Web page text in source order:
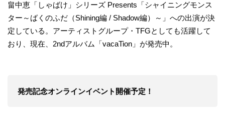
畠中恵「しゃばけ」シリーズ Presents「シャイニングモンス
ター～ばくのふだ（Shining編 / Shadow編）～」への出演が決
定している。アーティストグループ・TFGとしても活躍して
おり、現在、2ndアルバム「vacaTion」が発売中。
発売記念オンラインイベント開催予定！